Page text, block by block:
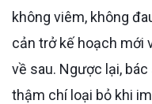
không viêm, không
cản trở kế hoạch mới
về sau. Ngược lại,
thậm chí loại bỏ khi